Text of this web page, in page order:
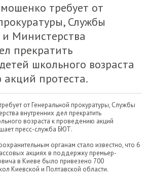
требует от
Службы
и Министерства
прекратить
школьного возраста
протеста.
от Генеральной прокуратуры, Службы
внутренних дел прекратить
возраста к проведению акций
пресс-служба БЮТ.
органам стало известно, что 6
акциях в поддержку премьер-
в Киеве было привезено 700
Киевской и Полтавской области.